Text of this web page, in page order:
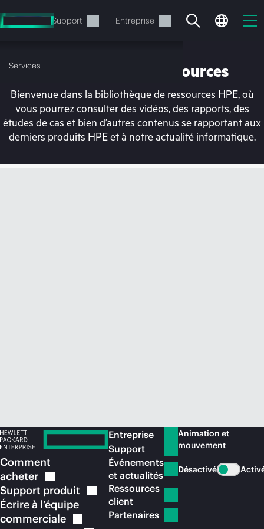
au
contenu
Support Entreprise
Services
Votre panier est
Bibliothèque de ressources
Bienvenue dans la bibliothèque de ressources HPE, où
vous pourrez consulter des vidéos, des rapports, des
études de cas et bien d’autres contenus se rapportant aux
derniers produits HPE et à notre actualité informatique.
Comment
acheter
Support produit
Écrire à l’équipe
commerciale
Entreprise
Support
Événements
et actualités
Ressources
client
Partenaires
Animation et
mouvement
Désactivé